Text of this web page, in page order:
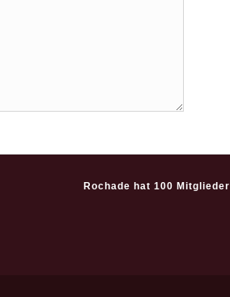
Rochade hat 100 Mitglieder